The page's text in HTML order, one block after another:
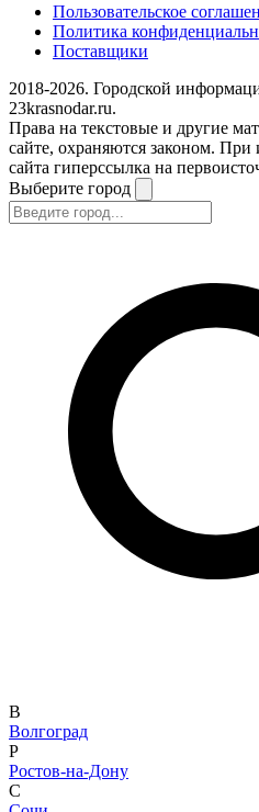
Пользовательское
Политика
Поставщики
2018-2026. Городской
23krasnodar.ru.
Права на текстовые и другие
сайте, охраняются законом. При
сайта гиперссылка на
Выберите город
В
Волгоград
Р
Ростов-на-Дону
С